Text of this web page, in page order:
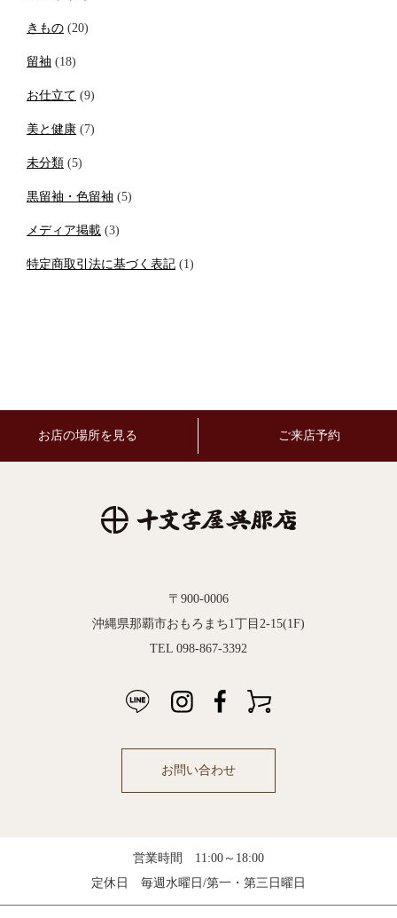
きもの (20)
留袖 (18)
お仕立て (9)
美と健康 (7)
未分類 (5)
黒留袖・色留袖 (5)
メディア掲載 (3)
特定商取引法に基づく表記 (1)
お店の場所を見る ご来店予約
〒900-0006
沖縄県那覇市おもろまち1丁目2-15(1F)
TEL 098-867-3392
お問い合わせ
営業時間 11:00～18:00
定休日 毎週水曜日/第一・第三日曜日